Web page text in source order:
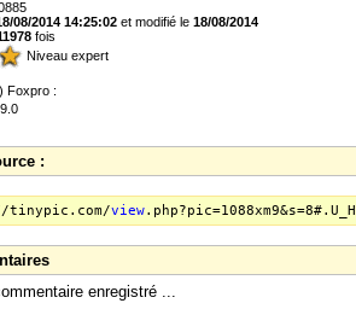
08/2014 14:25:02 et modifié le 18/08/2014
fois
Niveau expert
Foxpro :
:
tinypic.com/view
enregistré ...